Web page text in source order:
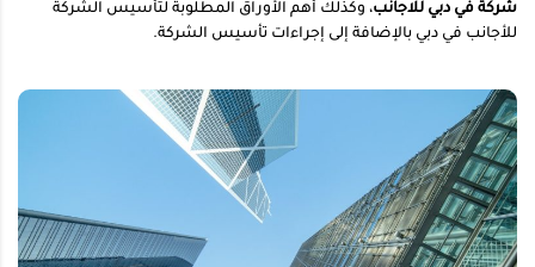
شركة في دبي للاجانب، وكذلك أهم الأوراق المطلوبة لتأسيس الشركة
للأجانب في دبي بالإضافة إلى إجراءات تأسيس الشركة.